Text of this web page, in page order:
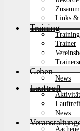
Links &
Training
Trainer
Gehen
News
Lauftreff
News